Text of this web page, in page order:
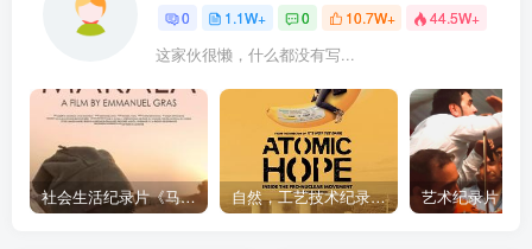
0 1.1W+ 0 10.7W+ 44.5W+
这家伙很懒，什么都没有写...
社会生活纪录片《马加拉 Makala》下载 自然，工艺技术纪录片《原子能的希望 Atomic Hope – Inside the Pro-Nuclear Movement》下载